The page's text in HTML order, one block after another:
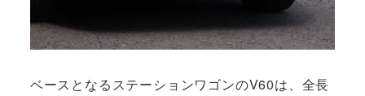
ベースとなるステーションワゴンのV60は、全長